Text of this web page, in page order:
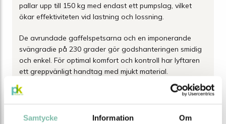
Samtycke Information Om
pallar upp till 150 kg med endast ett pumpslag, vilket
ökar effektiviteten vid lastning och lossning.
De avrundade gaffelspetsarna och en imponerande
svängradie på 230 grader gör godshanteringen smidig
och enkel. För optimal komfort och kontroll har lyftaren
ett greppvänligt handtag med mjukt material.
Dessutom är den utrustad med en överbelastningsventil
för extra säkerhet, underhållsfria kullager samt dubbla
klätterhjul för enklare manövrering.